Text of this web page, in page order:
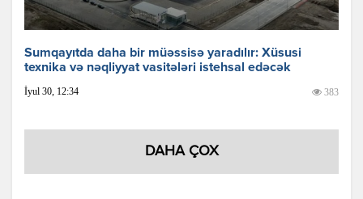
Sumqayıtda daha bir müəssisə yaradılır: Xüsusi
texnika və nəqliyyat vasitələri istehsal edəcək
İyul 30, 12:34 383
DAHA ÇOX